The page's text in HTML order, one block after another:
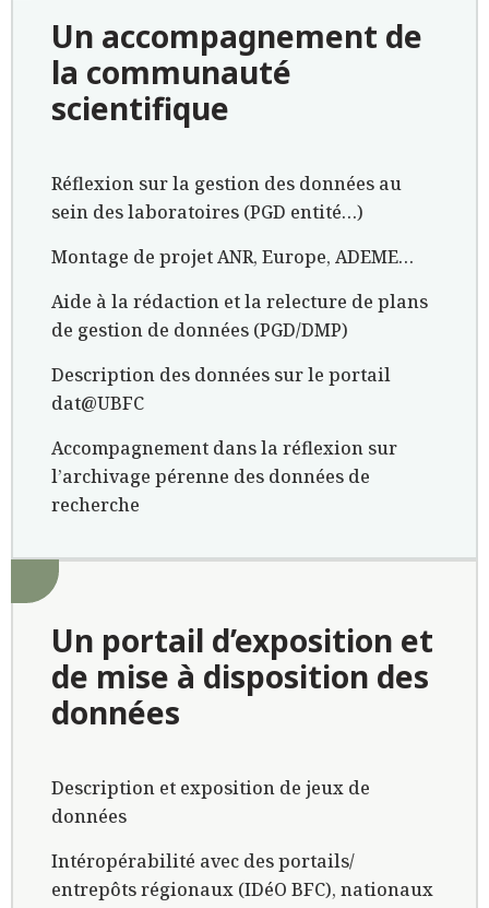
Un accompagnement de
la communauté
scientifique
Réflexion sur la gestion des données au
sein des laboratoires (PGD entité…)
Montage de projet ANR, Europe, ADEME…
Aide à la rédaction et la relecture de plans
de gestion de données (PGD/DMP)
Description des données sur le portail
dat@UBFC
Accompagnement dans la réflexion sur
l’archivage pérenne des données de
recherche
Un portail d’exposition et
de mise à disposition des
données
Description et exposition de jeux de
données
Intéropérabilité avec des portails/
entrepôts régionaux (IDéO BFC), nationaux